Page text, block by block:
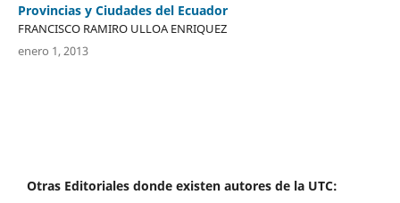
Provincias y Ciudades del Ecuador
FRANCISCO RAMIRO ULLOA ENRIQUEZ
enero 1, 2013
Otras Editoriales donde existen autores de la UTC: